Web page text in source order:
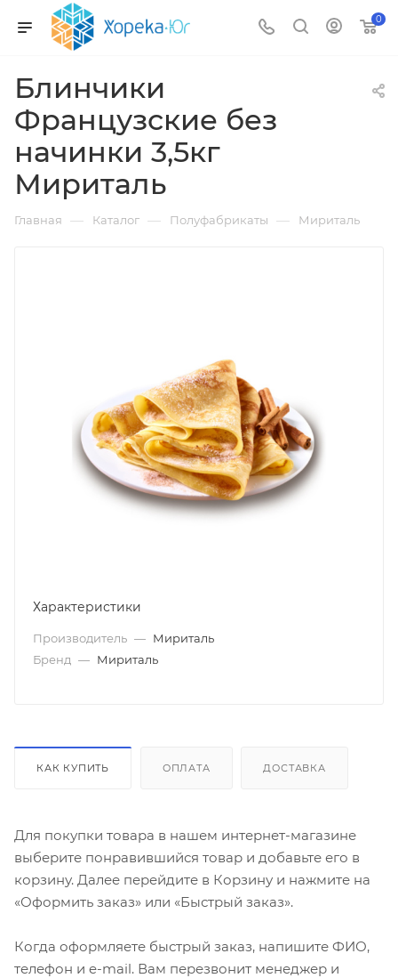
0
Блинчики
Французские без
начинки 3,5кг
Мириталь
Главная — Каталог — Полуфабрикаты — Мириталь
Характеристики
Производитель — Мириталь
Бренд — Мириталь
КАК КУПИТЬ ОПЛАТА ДОСТАВКА
Для покупки товара в нашем интернет-магазине
выберите понравившийся товар и добавьте его в
корзину. Далее перейдите в Корзину и нажмите на
«Оформить заказ» или «Быстрый заказ».
Когда оформляете быстрый заказ, напишите ФИО,
телефон и e-mail. Вам перезвонит менеджер и